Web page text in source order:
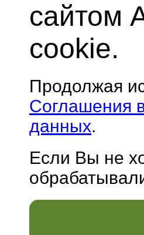
сайтом
cookie.
Продолжая
Соглашения
данных.
Если Вы не